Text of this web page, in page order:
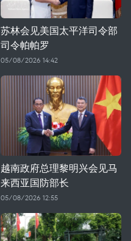
苏林会见美国太平洋司令部
司令帕帕罗
05/08/2026 14:42
越南政府总理黎明兴会见马
来西亚国防部长
05/08/2026 12:55